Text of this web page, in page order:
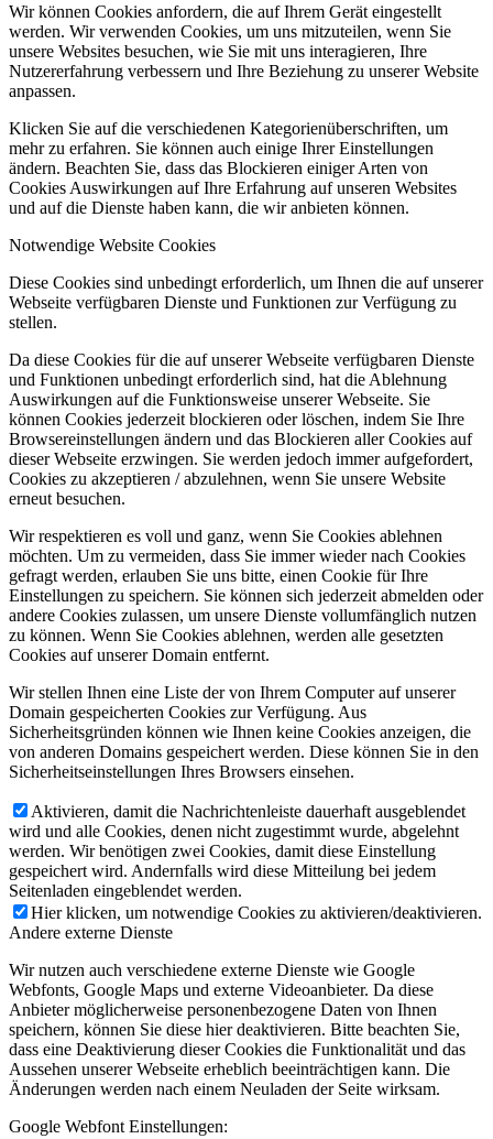
Wir können Cookies anfordern, die auf Ihrem Gerät eingestellt
werden. Wir verwenden Cookies, um uns mitzuteilen, wenn Sie
unsere Websites besuchen, wie Sie mit uns interagieren, Ihre
Nutzererfahrung verbessern und Ihre Beziehung zu unserer Website
anpassen.
Klicken Sie auf die verschiedenen Kategorienüberschriften, um
mehr zu erfahren. Sie können auch einige Ihrer Einstellungen
ändern. Beachten Sie, dass das Blockieren einiger Arten von
Cookies Auswirkungen auf Ihre Erfahrung auf unseren Websites
und auf die Dienste haben kann, die wir anbieten können.
Notwendige Website Cookies
Diese Cookies sind unbedingt erforderlich, um Ihnen die auf unserer
Webseite verfügbaren Dienste und Funktionen zur Verfügung zu
stellen.
Da diese Cookies für die auf unserer Webseite verfügbaren Dienste
und Funktionen unbedingt erforderlich sind, hat die Ablehnung
Auswirkungen auf die Funktionsweise unserer Webseite. Sie
können Cookies jederzeit blockieren oder löschen, indem Sie Ihre
Browsereinstellungen ändern und das Blockieren aller Cookies auf
dieser Webseite erzwingen. Sie werden jedoch immer aufgefordert,
Cookies zu akzeptieren / abzulehnen, wenn Sie unsere Website
erneut besuchen.
Wir respektieren es voll und ganz, wenn Sie Cookies ablehnen
möchten. Um zu vermeiden, dass Sie immer wieder nach Cookies
gefragt werden, erlauben Sie uns bitte, einen Cookie für Ihre
Einstellungen zu speichern. Sie können sich jederzeit abmelden oder
andere Cookies zulassen, um unsere Dienste vollumfänglich nutzen
zu können. Wenn Sie Cookies ablehnen, werden alle gesetzten
Cookies auf unserer Domain entfernt.
Wir stellen Ihnen eine Liste der von Ihrem Computer auf unserer
Domain gespeicherten Cookies zur Verfügung. Aus
Sicherheitsgründen können wie Ihnen keine Cookies anzeigen, die
von anderen Domains gespeichert werden. Diese können Sie in den
Sicherheitseinstellungen Ihres Browsers einsehen.
Aktivieren, damit die Nachrichtenleiste dauerhaft ausgeblendet
wird und alle Cookies, denen nicht zugestimmt wurde, abgelehnt
werden. Wir benötigen zwei Cookies, damit diese Einstellung
gespeichert wird. Andernfalls wird diese Mitteilung bei jedem
Seitenladen eingeblendet werden.
Hier klicken, um notwendige Cookies zu aktivieren/deaktivieren.
Andere externe Dienste
Wir nutzen auch verschiedene externe Dienste wie Google
Webfonts, Google Maps und externe Videoanbieter. Da diese
Anbieter möglicherweise personenbezogene Daten von Ihnen
speichern, können Sie diese hier deaktivieren. Bitte beachten Sie,
dass eine Deaktivierung dieser Cookies die Funktionalität und das
Aussehen unserer Webseite erheblich beeinträchtigen kann. Die
Änderungen werden nach einem Neuladen der Seite wirksam.
Google Webfont Einstellungen: